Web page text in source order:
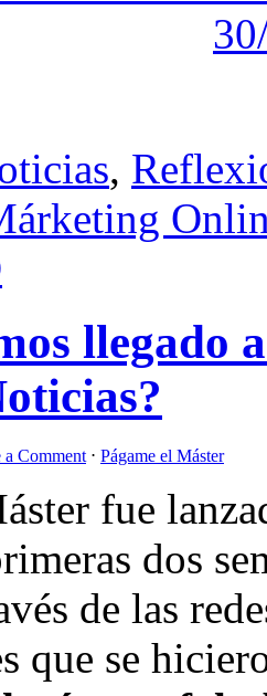
,
llegado
a Comment ⋅ Págame el Máster
fue
dos
de las
que se